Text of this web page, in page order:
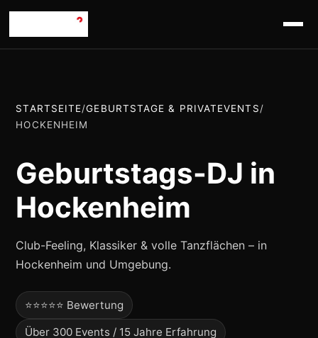
STARTSEITE/GEBURTSTAGE & PRIVATEVENTS/
HOCKENHEIM
Geburtstags-DJ in
Hockenheim
Club-Feeling, Klassiker & volle Tanzflächen – in
Hockenheim und Umgebung.
⭐⭐⭐⭐⭐ Bewertung
Über 300 Events / 15 Jahre Erfahrung